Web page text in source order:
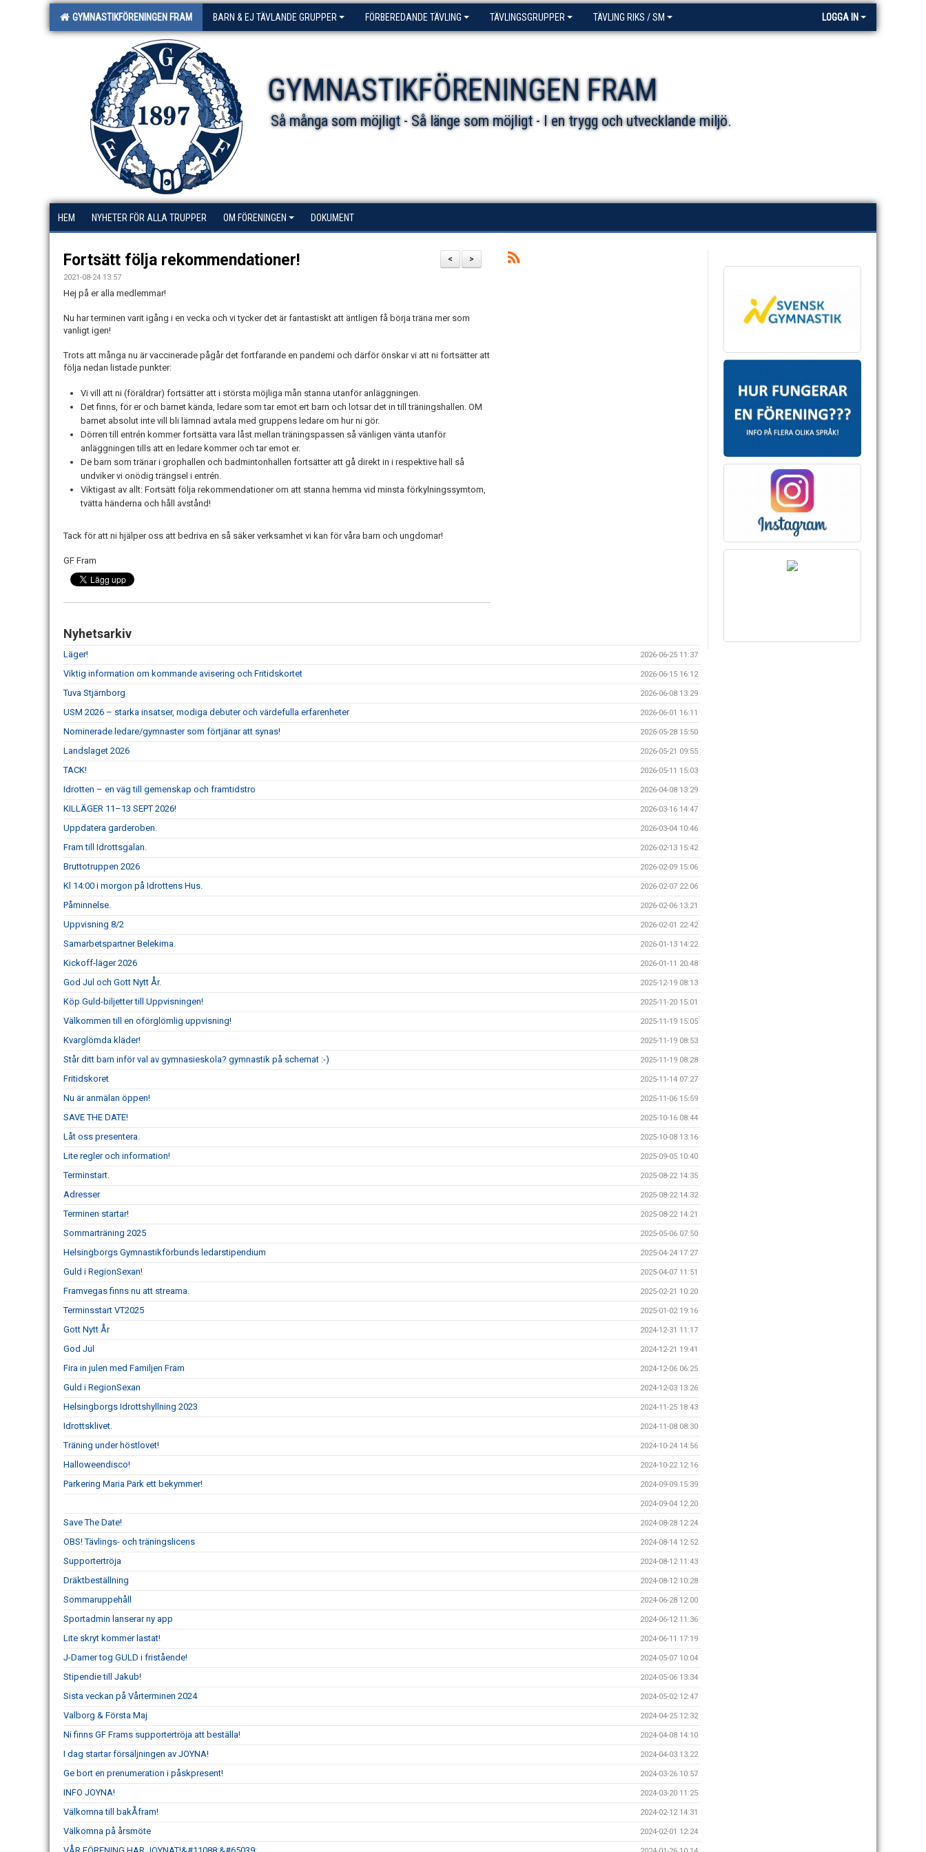
GYMNASTIKFÖRENINGEN FRAM BARN & EJ TÄVLANDE GRUPPER FÖRBEREDANDE TÄVLING TÄVLINGSGRUPPER TÄVLING RIKS / SM LOGGA IN
GYMNASTIKFÖRENINGEN FRAM
Så många som möjligt - Så länge som möjligt - I en trygg och utvecklande miljö.
HEM NYHETER FÖR ALLA TRUPPER OM FÖRENINGEN DOKUMENT
>
<
Fortsätt följa rekommendationer!
2021-08-24 13:57
Hej på er alla medlemmar!
Nu har terminen varit igång i en vecka och vi tycker det är fantastiskt att äntligen få börja träna mer som
vanligt igen!
Trots att många nu är vaccinerade pågår det fortfarande en pandemi och därför önskar vi att ni fortsätter att
följa nedan listade punkter:
Vi vill att ni (föräldrar) fortsätter att i största möjliga mån stanna utanför anläggningen.
Det finns, för er och barnet kända, ledare som tar emot ert barn och lotsar det in till träningshallen. OM
barnet absolut inte vill bli lämnad avtala med gruppens ledare om hur ni gör.
Dörren till entrén kommer fortsätta vara låst mellan träningspassen så vänligen vänta utanför
anläggningen tills att en ledare kommer och tar emot er.
De barn som tränar i grophallen och badmintonhallen fortsätter att gå direkt in i respektive hall så
undviker vi onödig trängsel i entrén.
Viktigast av allt: Fortsätt följa rekommendationer om att stanna hemma vid minsta förkylningssymtom,
tvätta händerna och håll avstånd!
Tack för att ni hjälper oss att bedriva en så säker verksamhet vi kan för våra barn och ungdomar!
GF Fram
Nyhetsarkiv
Läger! 2026-06-25 11:37
Viktig information om kommande avisering och Fritidskortet 2026-06-15 16:12
Tuva Stjärnborg 2026-06-08 13:29
USM 2026 – starka insatser, modiga debuter och värdefulla erfarenheter 2026-06-01 16:11
Nominerade ledare/gymnaster som förtjänar att synas! 2026-05-28 15:50
Landslaget 2026 2026-05-21 09:55
TACK! 2026-05-11 15:03
Idrotten – en väg till gemenskap och framtidstro 2026-04-08 13:29
KILLÄGER 11–13 SEPT 2026! 2026-03-16 14:47
Uppdatera garderoben. 2026-03-04 10:46
Fram till Idrottsgalan. 2026-02-13 15:42
Bruttotruppen 2026 2026-02-09 15:06
Kl 14:00 i morgon på Idrottens Hus. 2026-02-07 22:06
Påminnelse. 2026-02-06 13:21
Uppvisning 8/2 2026-02-01 22:42
Samarbetspartner Belekima. 2026-01-13 14:22
Kickoff-läger 2026 2026-01-11 20:48
God Jul och Gott Nytt År. 2025-12-19 08:13
Köp Guld-biljetter till Uppvisningen! 2025-11-20 15:01
Välkommen till en oförglömlig uppvisning! 2025-11-19 15:05
Kvarglömda kläder! 2025-11-19 08:53
Står ditt barn inför val av gymnasieskola? gymnastik på schemat :-) 2025-11-19 08:28
Fritidskoret 2025-11-14 07:27
Nu är anmälan öppen! 2025-11-06 15:59
SAVE THE DATE! 2025-10-16 08:44
Låt oss presentera. 2025-10-08 13:16
Lite regler och information! 2025-09-05 10:40
Terminstart. 2025-08-22 14:35
Adresser 2025-08-22 14:32
Terminen startar! 2025-08-22 14:21
Sommarträning 2025 2025-05-06 07:50
Helsingborgs Gymnastikförbunds ledarstipendium 2025-04-24 17:27
Guld i RegionSexan! 2025-04-07 11:51
Framvegas finns nu att streama. 2025-02-21 10:20
Terminsstart VT2025 2025-01-02 19:16
Gott Nytt År 2024-12-31 11:17
God Jul 2024-12-21 19:41
Fira in julen med Familjen Fram 2024-12-06 06:25
Guld i RegionSexan 2024-12-03 13:26
Helsingborgs Idrottshyllning 2023 2024-11-25 18:43
Idrottsklivet. 2024-11-08 08:30
Träning under höstlovet! 2024-10-24 14:56
Halloweendisco! 2024-10-22 12:16
Parkering Maria Park ett bekymmer! 2024-09-09 15:39
2024-09-04 12:20
Save The Date! 2024-08-28 12:24
OBS! Tävlings- och träningslicens 2024-08-14 12:52
Supportertröja 2024-08-12 11:43
Dräktbeställning 2024-08-12 10:28
Sommaruppehåll 2024-06-28 12:00
Sportadmin lanserar ny app 2024-06-12 11:36
Lite skryt kommer lastat! 2024-06-11 17:19
J-Damer tog GULD i fristående! 2024-05-07 10:04
Stipendie till Jakub! 2024-05-06 13:34
Sista veckan på Vårterminen 2024 2024-05-02 12:47
Valborg & Första Maj 2024-04-25 12:32
Ni finns GF Frams supportertröja att beställa! 2024-04-08 14:10
I dag startar försäljningen av JOYNA! 2024-04-03 13:22
Ge bort en prenumeration i påskpresent! 2024-03-26 10:57
INFO JOYNA! 2024-03-20 11:25
Välkomna till bakÅfram! 2024-02-12 14:31
Välkomna på årsmöte 2024-02-01 12:24